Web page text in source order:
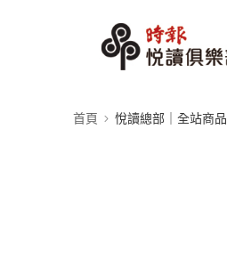
首頁 悅讀總部｜全站商品